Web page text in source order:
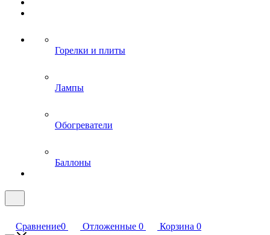
Горелки и плиты
Лампы
Обогреватели
Баллоны
Сравнение0 Отложенные 0 Корзина 0